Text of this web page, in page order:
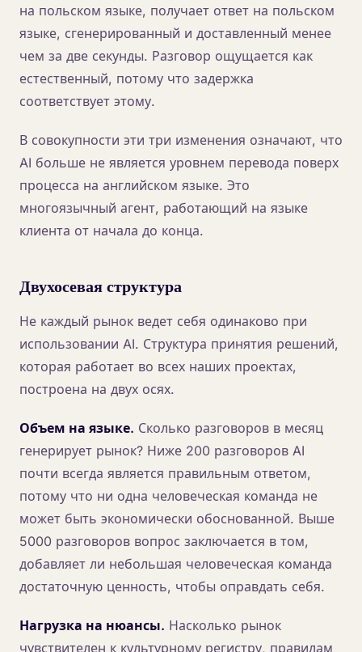
на польском языке, получает ответ на польском
языке, сгенерированный и доставленный менее
чем за две секунды. Разговор ощущается как
естественный, потому что задержка
соответствует этому.
В совокупности эти три изменения означают, что
AI больше не является уровнем перевода поверх
процесса на английском языке. Это
многоязычный агент, работающий на языке
клиента от начала до конца.
Двухосевая структура
Не каждый рынок ведет себя одинаково при
использовании AI. Структура принятия решений,
которая работает во всех наших проектах,
построена на двух осях.
Объем на языке. Сколько разговоров в месяц
генерирует рынок? Ниже 200 разговоров AI
почти всегда является правильным ответом,
потому что ни одна человеческая команда не
может быть экономически обоснованной. Выше
5000 разговоров вопрос заключается в том,
добавляет ли небольшая человеческая команда
достаточную ценность, чтобы оправдать себя.
Нагрузка на нюансы. Насколько рынок
чувствителен к культурному регистру, правилам